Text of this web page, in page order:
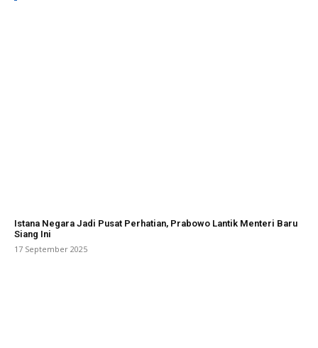
Istana Negara Jadi Pusat Perhatian, Prabowo Lantik Menteri Baru
Siang Ini
17 September 2025